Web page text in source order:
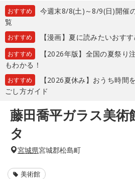
おすすめ
今週末8/8(土)～8/9(日)開催
覧
おすすめ 【漫画】夏に読みたいおす
おすすめ
【2026年版】全国の夏祭り
もわかる！
おすすめ
【2026夏休み】おうち時間
ごし方ガイド
藤田喬平ガラス美術
タ
宮城県宮城郡松島町
美術館